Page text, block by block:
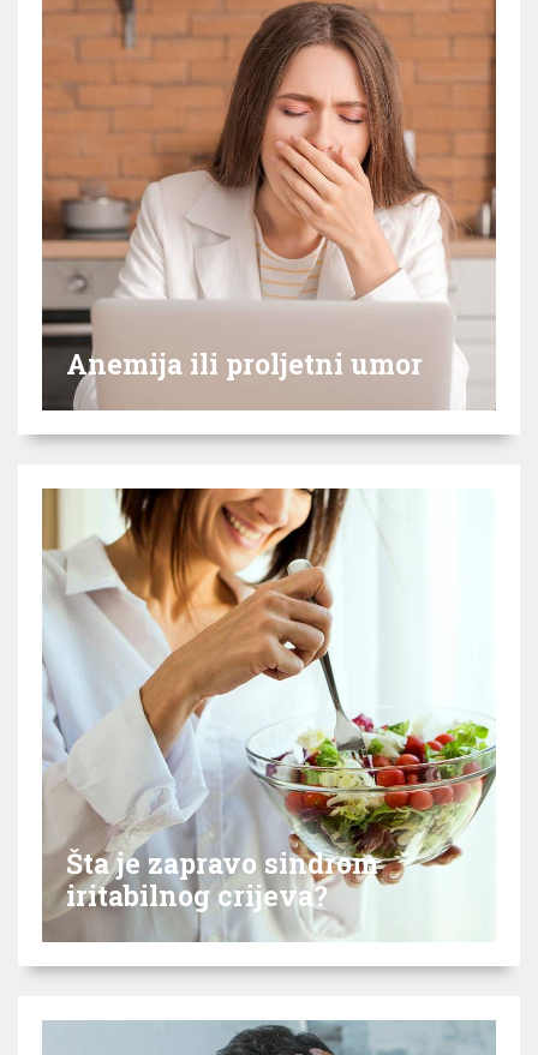
Anemija ili proljetni umor
Šta je zapravo sindrom
iritabilnog crijeva?